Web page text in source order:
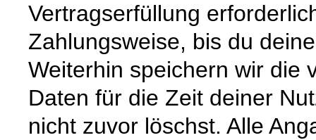
Vertragserfüllung
Zahlungsweise, bis du
Weiterhin speichern wir die
Daten für die Zeit deiner
nicht zuvor löschst. Alle